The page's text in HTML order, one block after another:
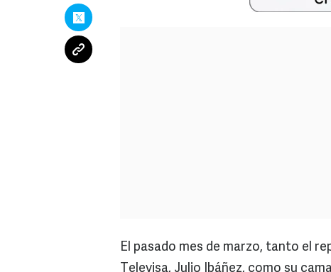
El pasado mes de marzo, tanto el
Televisa, Julio Ibáñez, como su